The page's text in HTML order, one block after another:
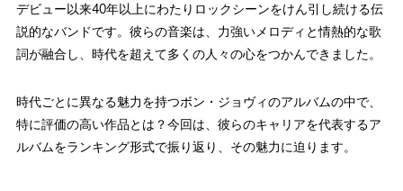
デビュー以来40年以上にわたりロックシーンをけん引し続ける伝
説的なバンドです。彼らの音楽は、力強いメロディと情熱的な歌
詞が融合し、時代を超えて多くの人々の心をつかんできました。
時代ごとに異なる魅力を持つボン・ジョヴィのアルバムの中で、
特に評価の高い作品とは？今回は、彼らのキャリアを代表するア
ルバムをランキング形式で振り返り、その魅力に迫ります。